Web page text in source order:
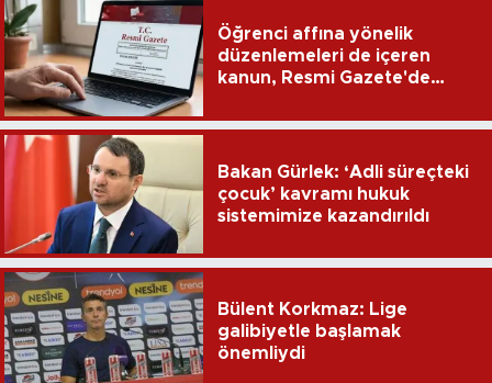
Öğrenci affına yönelik
düzenlemeleri de içeren
kanun, Resmi Gazete'de
Bakan Gürlek: ‘Adli süreçteki
çocuk’ kavramı hukuk
sistemimize kazandırıldı
Bülent Korkmaz: Lige
galibiyetle başlamak
önemliydi